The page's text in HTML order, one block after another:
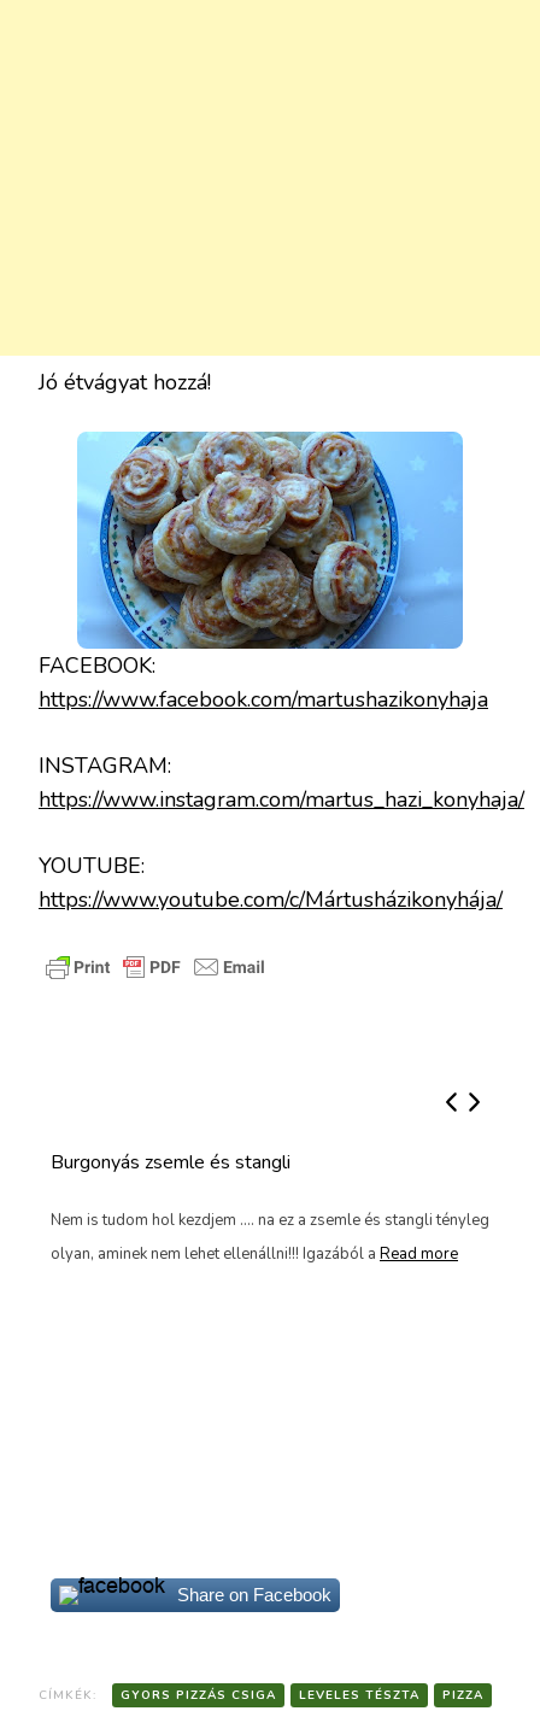
Jó étvágyat hozzá!
FACEBOOK:
https://www.facebook.com/martushazikonyhaja
INSTAGRAM:
https://www.instagram.com/martus_hazi_konyhaja/
YOUTUBE:
https://www.youtube.com/c/Mártusházikonyhája/
Burgonyás zsemle és stangli
Nem is tudom hol kezdjem .... na ez a zsemle és stangli tényleg
olyan, aminek nem lehet ellenállni!!! Igazából a Read more
Share on Facebook
CÍMKÉK: GYORS PIZZÁS CSIGA LEVELES TÉSZTA PIZZA